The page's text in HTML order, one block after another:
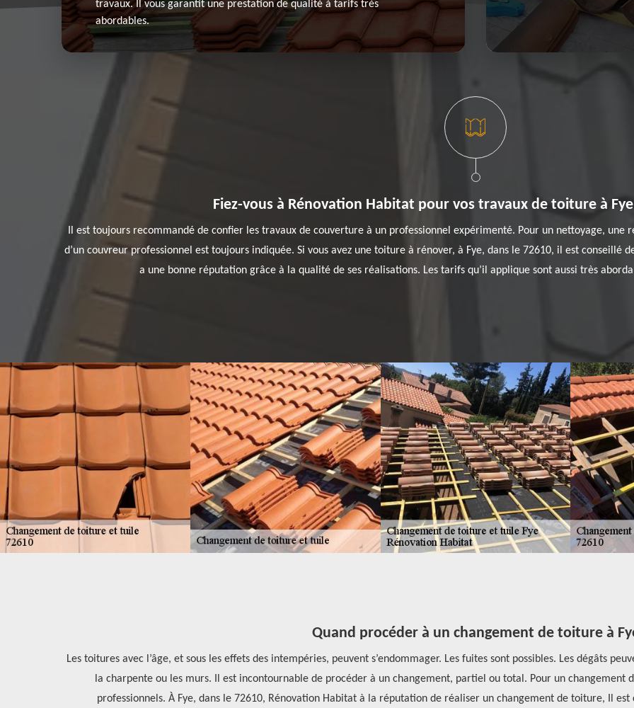
travaux. Il vous garantit une prestation de qualité à tarifs très
abordables.
Fiez-vous à Rénovation Habitat pour vos travaux de toiture à
Il est toujours recommandé de confier les travaux de couverture à un professionnel expérimenté. Pour un nettoyage,
d’un couvreur professionnel est toujours indiquée. Si vous avez une toiture à rénover, à Fye, dans le 72610, il est conseillé
a une bonne réputation grâce à la qualité de ses réalisations. Les tarifs qu’il applique sont aussi très
Quand procéder à un changement de toiture à
Les toitures avec l’âge, et sous les effets des intempéries, peuvent s’endommager. Les fuites sont possibles. Les dégâts
la charpente ou les murs. Il est incontournable de procéder à un changement, partiel ou total. Pour un changement
professionnels. À Fye, dans le 72610, Rénovation Habitat à la réputation de réaliser un changement de toiture, Il